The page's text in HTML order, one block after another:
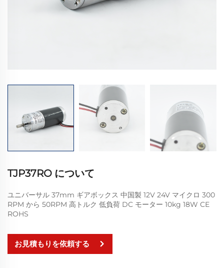
TJP37RO について
ユニバーサル 37mm ギアボックス 中国製 12V 24V マイクロ 300
RPM から 50RPM 高トルク 低負荷 DC モーター 10kg 18W CE
ROHS
お見積もりを依頼する